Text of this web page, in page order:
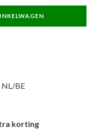
NL/BE
korting